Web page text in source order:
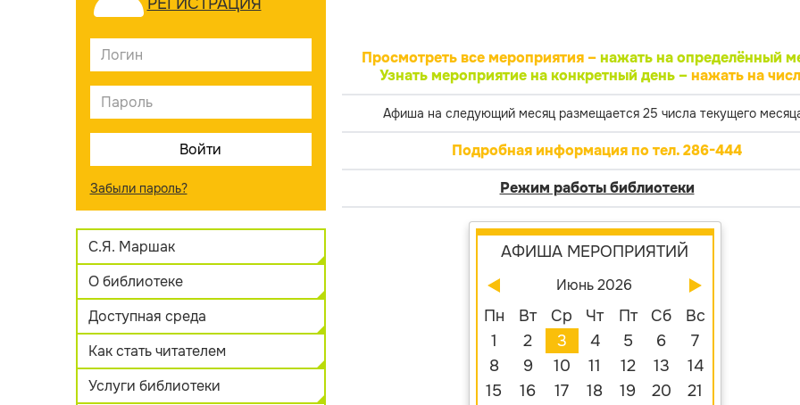
Забыли пароль?
С.Я. Маршак
О библиотеке
Доступная среда
Как стать читателем
Услуги библиотеки
Просмотреть все мероприятия – нажать на определённый
Узнать мероприятие на конкретный день –нажать на
Афиша на следующий месяц размещается 25 числа текущего
Подробная информация по тел. 286-444
Режим работы библиотеки
АФИША МЕРОПРИЯТИЙ
Июнь 2026
Пн Вт Ср Чт Пт Сб
Вс
1
2 3 4 5 6
7
8
9 10 11 12 13
14
15
16 17 18 19 20
21